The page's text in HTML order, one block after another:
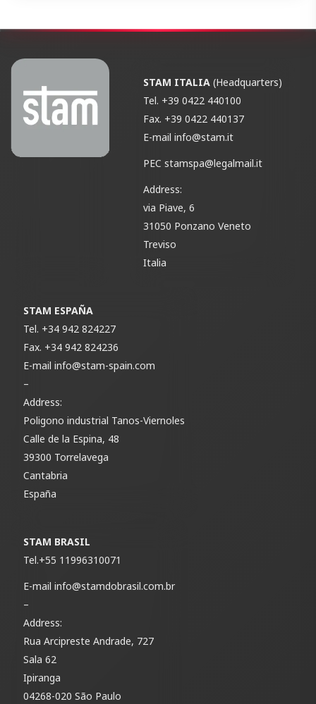
STAM ITALIA (Headquarters)
Tel. +39 0422 440100
Fax. +39 0422 440137
E-mailinfo@stam.it
PECstamspa@legalmail.it
Address:
via Piave, 6
31050 Ponzano Veneto
Treviso
Italia
STAM ESPAÑA
Tel. +34 942 824227
Fax. +34 942 824236
E-mailinfo@stam-spain.com
–
Address:
Poligono industrial Tanos-Viernoles
Calle de la Espina, 48
39300 Torrelavega
Cantabria
España
STAM BRASIL
Tel.+55 11996310071
E-mailinfo@stamdobrasil.com.br
–
Address:
Rua Arcipreste Andrade, 727
Sala 62
Ipiranga
04268-020 São Paulo